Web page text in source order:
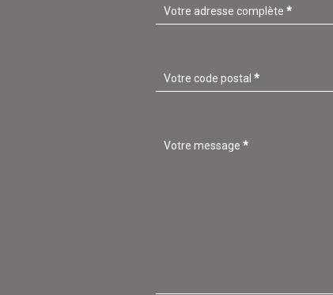
Votre adresse complète *
Votre code postal *
Votre message *